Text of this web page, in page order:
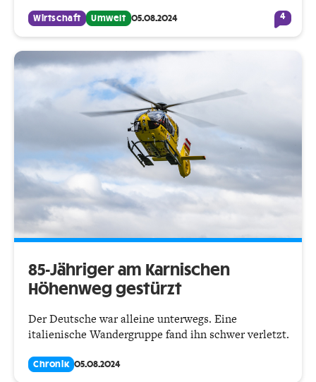
Wirtschaft Umwelt 05.08.2024 4
85-Jähriger am Karnischen
Höhenweg gestürzt
Der Deutsche war alleine unterwegs. Eine
italienische Wandergruppe fand ihn schwer verletzt.
Chronik 05.08.2024